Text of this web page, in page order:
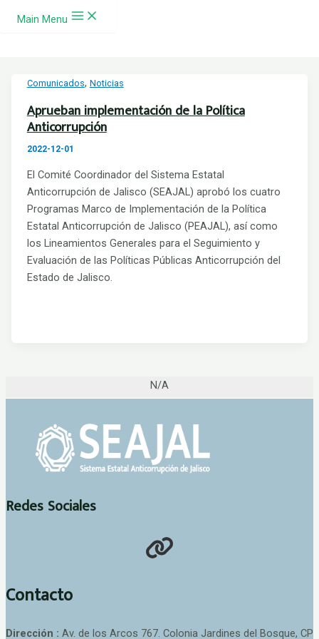
Ir al contenido
Main Menu
Comunicados, Noticias
Aprueban implementación de la Política
Anticorrupción
2022-12-01
El Comité Coordinador del Sistema Estatal
Anticorrupción de Jalisco (SEAJAL) aprobó los cuatro
Programas Marco de Implementación de la Política
Estatal Anticorrupción de Jalisco (PEAJAL), así como
los Lineamientos Generales para el Seguimiento y
Evaluación de las Políticas Públicas Anticorrupción del
Estado de Jalisco.
N/A
Redes Sociales
Contacto
Dirección : Av. de los Arcos 767. Colonia Jardines del Bosque, CP